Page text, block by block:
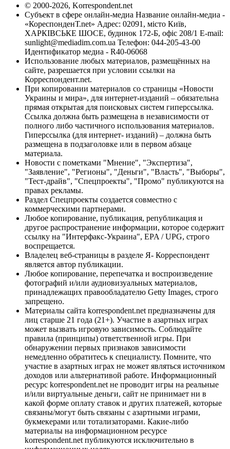
© 2000-2026, Korrespondent.net
Субъект в сфере онлайн-медиа Название онлайн-медиа -
«КореспонденТ.net» Адрес: 02091, місто Київ,
ХАРКІВСЬКЕ ШОСЕ, будинок 172-Б, офіс 208/1 E-mail:
sunlight@mediadim.com.ua Телефон: 044-205-43-00
Идентификатор медиа - R40-06068
Использование любых материалов, размещённых на
сайте, разрешается при условии ссылки на
Корреспондент.net.
При копировании материалов со страницы «Новости
Украины и мира», для интернет-изданий – обязательна
прямая открытая для поисковых систем гиперссылка.
Ссылка должна быть размещена в независимости от
полного либо частичного использования материалов.
Гиперссылка (для интернет- изданий) – должна быть
размещена в подзаголовке или в первом абзаце
материала.
Новости с пометками "Мнение", "Экспертиза",
"Заявление", "Регионы", "Деньги", "Власть", "Выборы",
"Тест-драйв", "Спецпроекты", "Промо" публикуются на
правах рекламы.
Раздел Спецпроекты создается совместно с
коммерческими партнерами.
Любое копирование, публикация, републикация и
другое распространение информации, которое содержит
ссылку на "Интерфакс-Украина", EPA / UPG, строго
воспрещается.
Владелец веб-страницы в разделе Я- Корреспондент
является автор публикации.
Любое копирование, перепечатка и воспроизведение
фотографий и/или аудиовизуальных материалов,
принадлежащих правообладателю Getty Images, строго
запрещено.
Материалы сайта korrespondent.net предназначены для
лиц старше 21 года (21+). Участие в азартных играх
может вызвать игровую зависимость. Соблюдайте
правила (принципы) ответственной игры. При
обнаружении первых признаков зависимости
немедленно обратитесь к специалисту. Помните, что
участие в азартных играх не может являться источником
доходов или альтернативой работе. Информационный
ресурс korrespondent.net не проводит игры на реальные
и/или виртуальные деньги, сайт не принимает ни в
какой форме оплату ставок и других платежей, которые
связаны/могут быть связаны с азартными играми,
букмекерами или тотализаторами. Какие-либо
материалы на информационном ресурсе
korrespondent.net публикуются исключительно в